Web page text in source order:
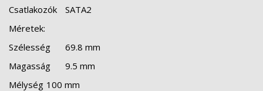
Csatlakozók
SATA2
Méretek:
Szélesség
69.8 mm
Magasság
9.5 mm
Mélység 100 mm